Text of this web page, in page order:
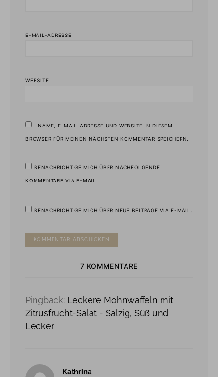
E-MAIL-ADRESSE
WEBSITE
NAME, E-MAIL-ADRESSE UND WEBSITE IN DIESEM
BROWSER FÜR MEINEN NÄCHSTEN KOMMENTAR SPEICHERN.
BENACHRICHTIGE MICH ÜBER NACHFOLGENDE
KOMMENTARE VIA E-MAIL.
BENACHRICHTIGE MICH ÜBER NEUE BEITRÄGE VIA E-MAIL.
7 KOMMENTARE
Pingback: Leckere Mohnwaffeln mit
Zitrusfrucht-Salat - Salzig, Süß und
Lecker
Kathrina